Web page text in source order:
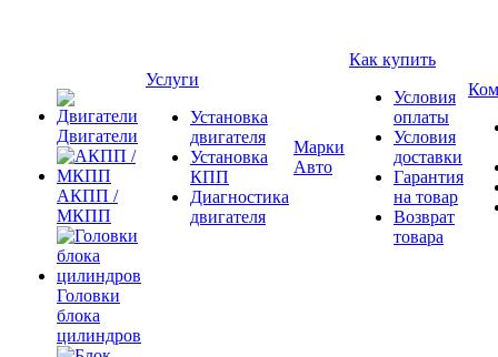
Двигатели
АКПП /
МКПП
Головки
блока
цилиндров
Услуги
Установка
двигателя
Установка
КПП
Диагностика
двигателя
Марки
Авто
Как купить
Условия
оплаты
Условия
доставки
Гарантия
на товар
Возврат
товара